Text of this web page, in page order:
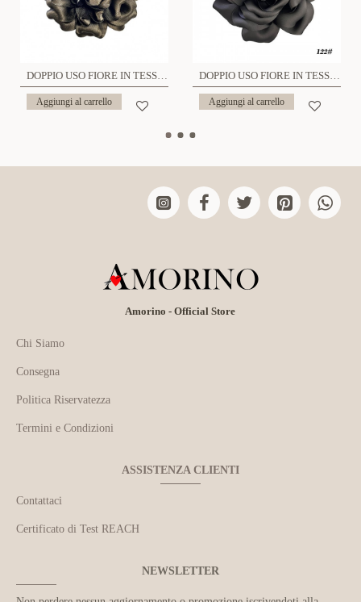
DOPPIO USO FIORE IN TESSUTO SPILLA E FERMAGLIO - YY2360F83
Aggiungi al carrello
DOPPIO USO FIORE IN TESSUTO SPILLA E FERMAGLIO - YY2360F84
Aggiungi al carrello
Amorino - Official Store
Chi Siamo
Consegna
Politica Riservatezza
Termini e Condizioni
ASSISTENZA CLIENTI
Contattaci
Certificato di Test REACH
NEWSLETTER